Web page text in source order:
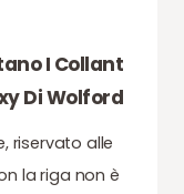
I Collant
Di Wolford
riservato alle
la riga non è